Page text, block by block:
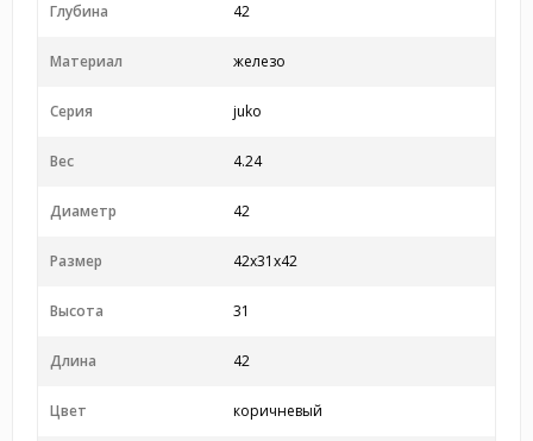
Глубина 42
Материал железо
Серия juko
Вес 4.24
Диаметр 42
Размер 42x31x42
Высота 31
Длина 42
Цвет коричневый